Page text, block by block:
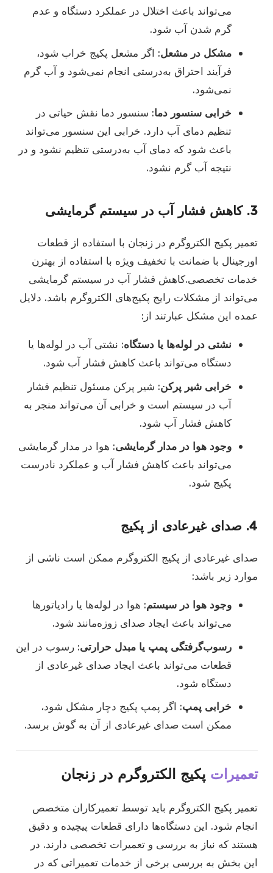
می‌تواند باعث اختلال در عملکرد دستگاه و عدم
گرم شدن آب شود.
مشکل در مشعل: اگر مشعل پکیج خراب شود،
فرآیند احتراق به‌درستی انجام نمی‌شود و آب گرم
نمی‌شود.
خرابی سنسور دما: سنسور دما نقش حیاتی در
تنظیم دمای آب دارد. خرابی این سنسور می‌تواند
باعث شود که دمای آب به‌درستی تنظیم نشود و در
نتیجه آب گرم نشود.
3. کاهش فشار آب در سیستم گرمایشی
تعمیر پکیج الکتروگرم در زنجان با استفاده از قطعات
اورجینال با ضمانت با تخفیف ویژه با استفاده از بهترن
خدمات تخصصی.کاهش فشار آب در سیستم گرمایشی
می‌تواند از مشکلات رایج پکیج‌های الکتروگرم باشد. دلایل
عمده این مشکل عبارتند از:
نشتی در لوله‌ها یا دستگاه: نشتی آب در لوله‌ها یا
دستگاه می‌تواند باعث کاهش فشار آب شود.
خرابی شیر پرکن: شیر پرکن مسئول تنظیم فشار
آب در سیستم است و خرابی آن می‌تواند منجر به
کاهش فشار آب شود.
وجود هوا در مدار گرمایشی: هوا در مدار گرمایشی
می‌تواند باعث کاهش فشار آب و عملکرد نادرست
پکیج شود.
4. صدای غیرعادی از پکیج
صدای غیرعادی از پکیج الکتروگرم ممکن است ناشی از
موارد زیر باشد:
وجود هوا در سیستم: هوا در لوله‌ها یا رادیاتورها
می‌تواند باعث ایجاد صدای زوزه‌مانند شود.
رسوب‌گرفتگی پمپ یا مبدل حرارتی: رسوب در این
قطعات می‌تواند باعث ایجاد صدای غیرعادی از
دستگاه شود.
خرابی پمپ: اگر پمپ پکیج دچار مشکل شود،
ممکن است صدای غیرعادی از آن به گوش برسد.
تعمیرات پکیج الکتروگرم در زنجان
تعمیر پکیج الکتروگرم باید توسط تعمیرکاران متخصص
انجام شود. این دستگاه‌ها دارای قطعات پیچیده و دقیق
هستند که نیاز به بررسی و تعمیرات تخصصی دارند. در
این بخش به بررسی برخی از خدمات تعمیراتی که در